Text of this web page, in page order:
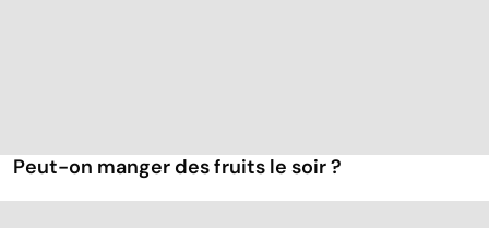
Peut-on manger des fruits le soir ?